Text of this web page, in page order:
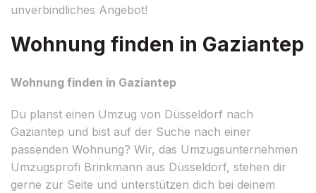
unverbindliches Angebot!
Wohnung finden in Gaziantep
Wohnung finden in Gaziantep
Du planst einen Umzug von Düsseldorf nach
Gaziantep und bist auf der Suche nach einer
passenden Wohnung? Wir, das Umzugsunternehmen
Umzugsprofi Brinkmann aus Düsseldorf, stehen dir
gerne zur Seite und unterstützen dich bei deinem